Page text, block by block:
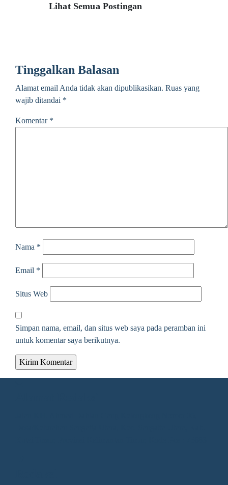
Lihat Semua Postingan
Tinggalkan Balasan
Alamat email Anda tidak akan dipublikasikan. Ruas yang
wajib ditandai *
Komentar *
Nama *
Email *
Situs Web
Simpan nama, email, dan situs web saya pada peramban ini
untuk komentar saya berikutnya.